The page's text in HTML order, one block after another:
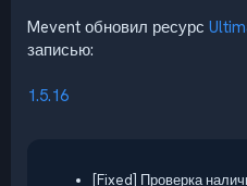
Mevent обновил ресурс
записью:
1.5.16
[Fixed] Проверка